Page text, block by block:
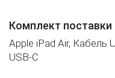
Комплект поставки
Apple iPad Air, Кабель
USB‑C